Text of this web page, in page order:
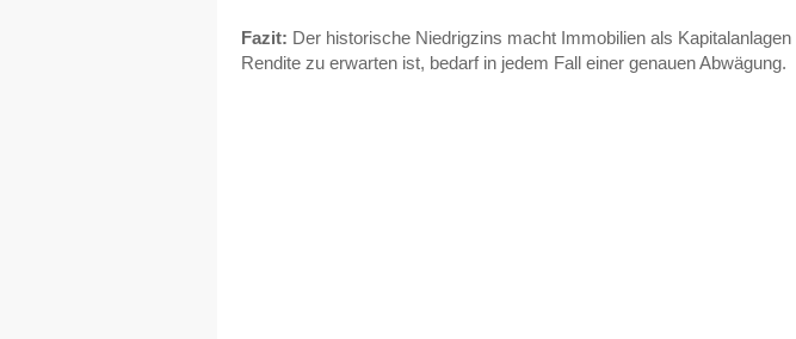
Fazit: Der historische Niedrigzins macht Immobilien als
Rendite zu erwarten ist, bedarf in jedem Fall einer genauen Abwägung.